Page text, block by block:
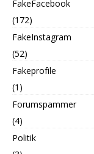
FakeFacebook
(172)
FakeInstagram
(52)
Fakeprofile
(1)
Forumspammer
(4)
Politik